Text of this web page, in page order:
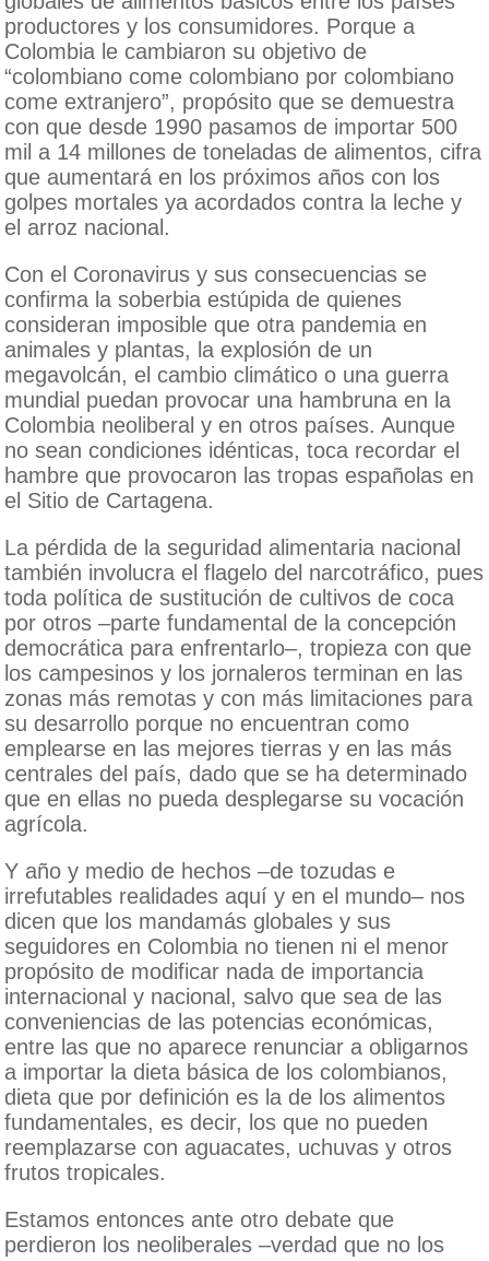
productores y los consumidores. Porque a
Colombia le cambiaron su objetivo de
“colombiano come colombiano por colombiano
come extranjero”, propósito que se demuestra
con que desde 1990 pasamos de importar 500
mil a 14 millones de toneladas de alimentos, cifra
que aumentará en los próximos años con los
golpes mortales ya acordados contra la leche y
el arroz nacional.
Con el Coronavirus y sus consecuencias se
confirma la soberbia estúpida de quienes
consideran imposible que otra pandemia en
animales y plantas, la explosión de un
megavolcán, el cambio climático o una guerra
mundial puedan provocar una hambruna en la
Colombia neoliberal y en otros países. Aunque
no sean condiciones idénticas, toca recordar el
hambre que provocaron las tropas españolas en
el Sitio de Cartagena.
La pérdida de la seguridad alimentaria nacional
también involucra el flagelo del narcotráfico, pues
toda política de sustitución de cultivos de coca
por otros –parte fundamental de la concepción
democrática para enfrentarlo–, tropieza con que
los campesinos y los jornaleros terminan en las
zonas más remotas y con más limitaciones para
su desarrollo porque no encuentran como
emplearse en las mejores tierras y en las más
centrales del país, dado que se ha determinado
que en ellas no pueda desplegarse su vocación
agrícola.
Y año y medio de hechos –de tozudas e
irrefutables realidades aquí y en el mundo– nos
dicen que los mandamás globales y sus
seguidores en Colombia no tienen ni el menor
propósito de modificar nada de importancia
internacional y nacional, salvo que sea de las
conveniencias de las potencias económicas,
entre las que no aparece renunciar a obligarnos
a importar la dieta básica de los colombianos,
dieta que por definición es la de los alimentos
fundamentales, es decir, los que no pueden
reemplazarse con aguacates, uchuvas y otros
frutos tropicales.
Estamos entonces ante otro debate que
perdieron los neoliberales –verdad que no los